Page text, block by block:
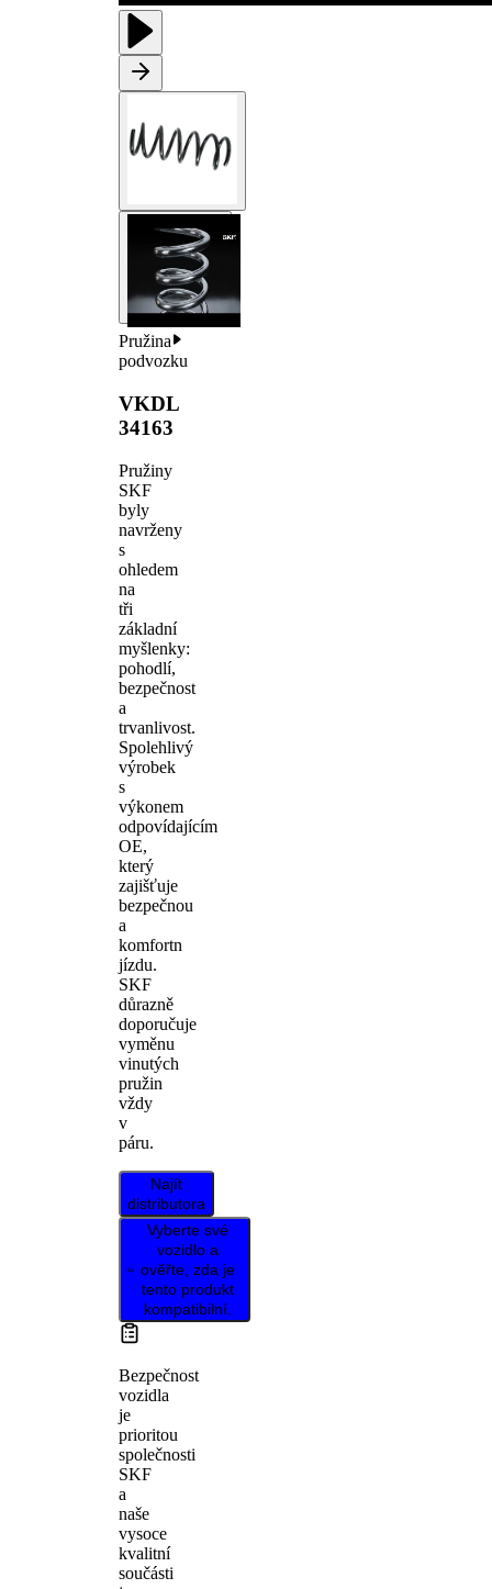
Pružina
podvozku
VKDL
34163
Pružiny
SKF
byly
navrženy
s
ohledem
na
tři
základní
myšlenky:
pohodlí,
bezpečnost
a
trvanlivost.
Spolehlivý
výrobek
s
výkonem
odpovídajícím
OE,
který
zajišťuje
bezpečnou
a
komfortn
jízdu.
SKF
důrazně
doporučuje
vyměnu
vinutých
pružin
vždy
v
páru.
Najít
distributora
Vyberte své
vozidlo a
ověřte, zda je
tento produkt
kompatibilní.
Bezpečnost
vozidla
je
prioritou
společnosti
SKF
a
naše
vysoce
kvalitní
součásti